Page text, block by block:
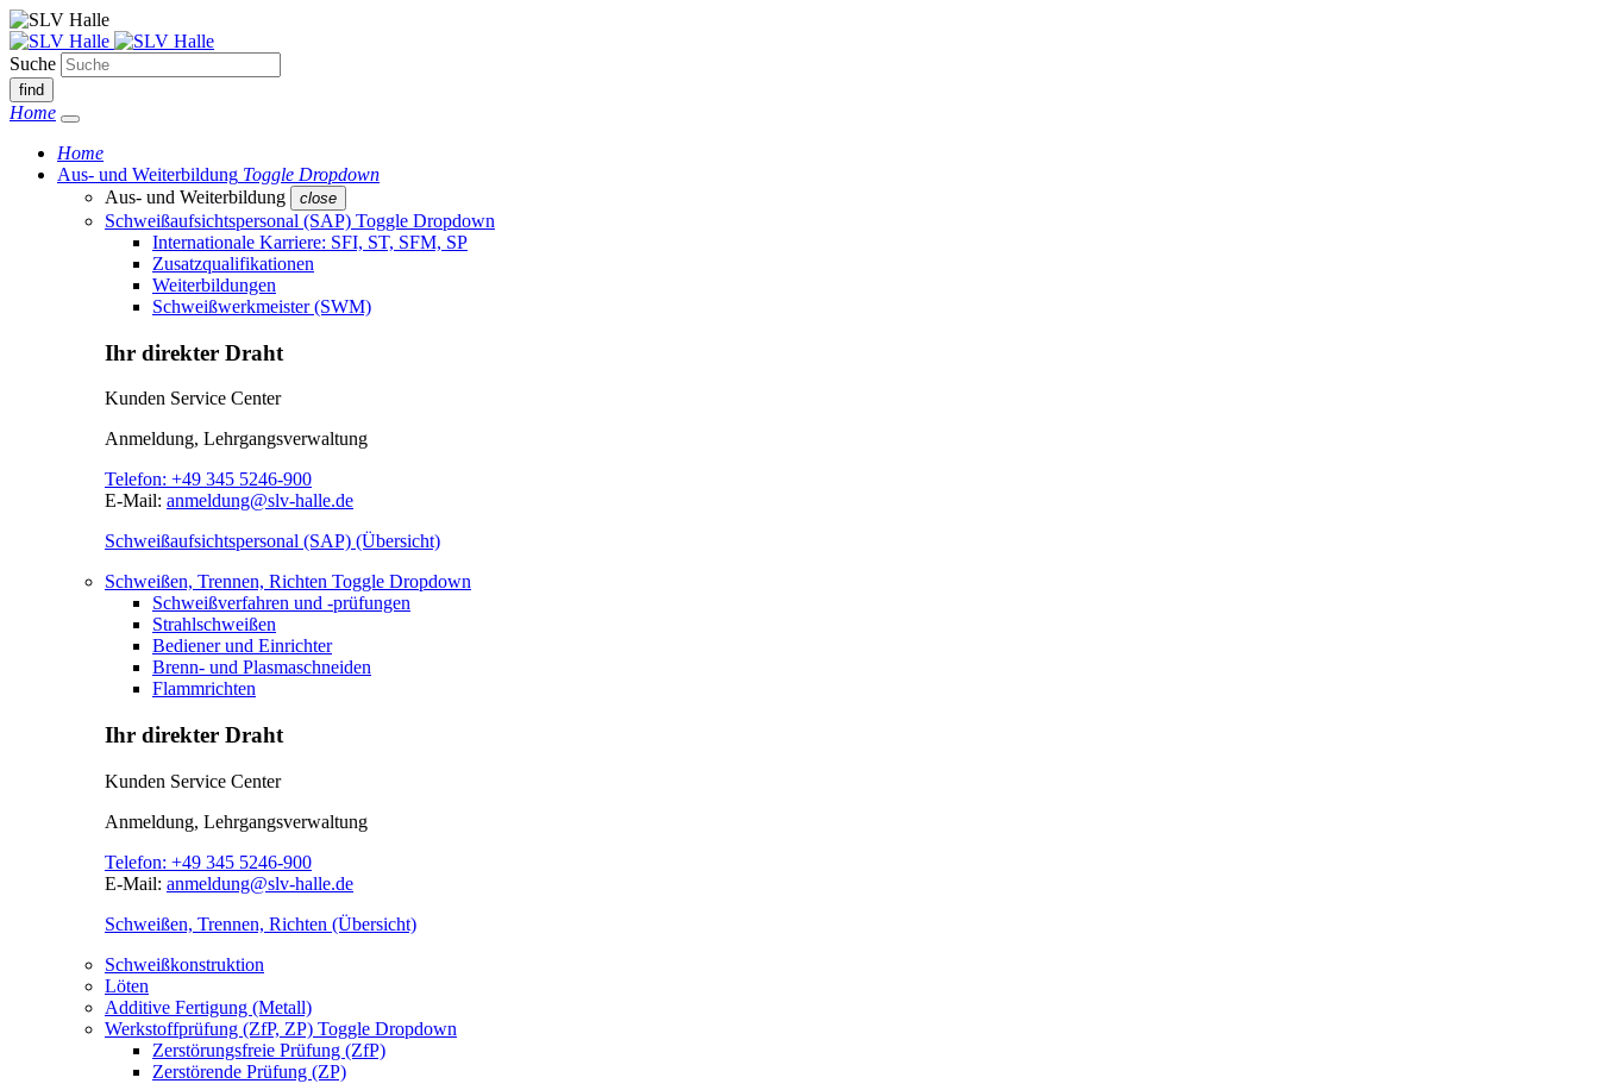
Suche
find
Home
Home
Aus- und Weiterbildung Toggle Dropdown
Aus- und Weiterbildung
close
Schweißaufsichtspersonal (SAP) Toggle Dropdown
Internationale Karriere: SFI, ST, SFM, SP
Zusatzqualifikationen
Weiterbildungen
Schweißwerkmeister (SWM)
Ihr direkter Draht
Kunden Service Center
Anmeldung, Lehrgangsverwaltung
Telefon: +49 345 5246-900
E-Mail: anmeldung@slv-halle.de
Schweißaufsichtspersonal (SAP) (Übersicht)
Schweißen, Trennen, Richten Toggle Dropdown
Schweißverfahren und -prüfungen
Strahlschweißen
Bediener und Einrichter
Brenn- und Plasmaschneiden
Flammrichten
Ihr direkter Draht
Kunden Service Center
Anmeldung, Lehrgangsverwaltung
Telefon: +49 345 5246-900
E-Mail: anmeldung@slv-halle.de
Schweißen, Trennen, Richten (Übersicht)
Schweißkonstruktion
Löten
Additive Fertigung (Metall)
Werkstoffprüfung (ZfP, ZP) Toggle Dropdown
Zerstörungsfreie Prüfung (ZfP)
Zerstörende Prüfung (ZP)